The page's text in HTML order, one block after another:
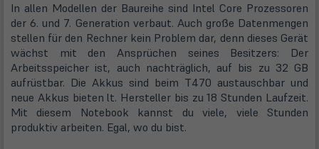
In allen Modellen der Baureihe sind Intel Core Prozessoren
der 6. und 7. Generation verbaut. Auch große Datenmengen
stellen für den Rechner kein Problem dar, denn dieses Gerät
wächst mit den Ansprüchen seines Besitzers: Der
Arbeitsspeicher ist, auch nachträglich, auf bis zu 32 GB
aufrüstbar. Die Akkus sind beim T470 austauschbar und
neue Akkus bieten lt. Hersteller bis zu 18 Stunden Laufzeit.
Mit diesem Notebook kannst du viele, viele Stunden
produktiv arbeiten. Egal, wo du bist.